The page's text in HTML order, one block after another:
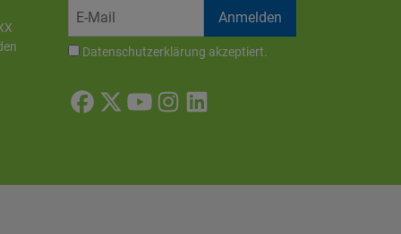
Datenschutzerklärung akzeptiert.